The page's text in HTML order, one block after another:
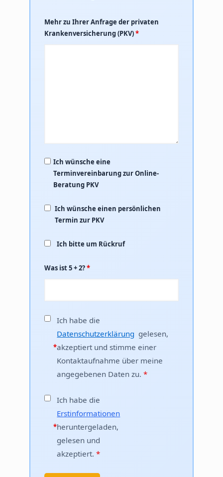
Mehr zu Ihrer Anfrage der privaten
Krankenversicherung (PKV)*
Ich wünsche eine
Terminvereinbarung zur Online-
Beratung PKV
Ich wünsche einen persönlichen
Termin zur PKV
Ich bitte um Rückruf
Was ist 5 + 2?*
*
Ich habe die
Datenschutzerklärung gelesen,
akzeptiert und stimme einer
Kontaktaufnahme über meine
angegebenen Daten zu.*
*
Ich habe die
Erstinformationen
heruntergeladen,
gelesen und
akzeptiert.*